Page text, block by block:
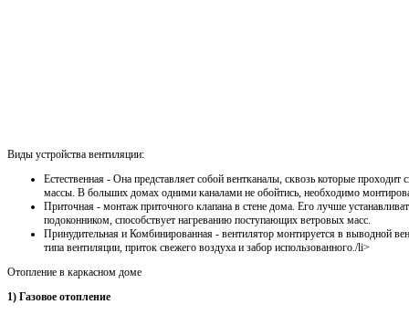
Виды устройства вентиляции:
Естественная - Она представляет собой вентканалы, сквозь которые
массы. В больших домах одними каналами не обойтись, необходимо
Приточная - монтаж приточного клапана в стене дома. Его лучше
подоконником, способствует нагреванию поступающих ветровых масс.
Принудительная и Комбинированная - вентилятор монтируется в выводной
типа вентиляции, приток свежего воздуха и забор использованного./li>
Отопление в каркасном доме
1) Газовое отопление